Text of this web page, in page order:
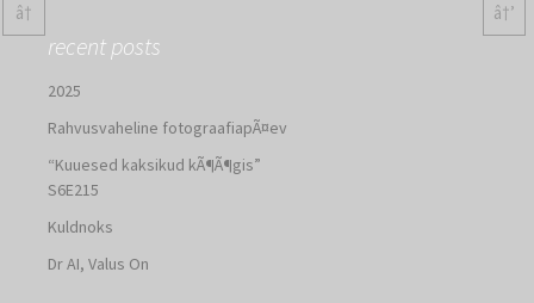
recent posts
2025
Rahvusvaheline fotograafiapÃ¤ev
“Kuuesed kaksikud kÃ¶Ã¶gis”
S6E215
Kuldnoks
Dr AI, Valus On
â† â†’